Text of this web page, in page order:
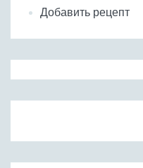
Добавить рецепт